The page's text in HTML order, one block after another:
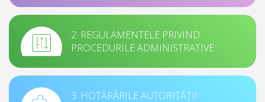
2. REGULAMENTELE PRIVIND
PROCEDURILE ADMINISTRATIVE
3. HOTĂRÂRILE AUTORITĂȚII